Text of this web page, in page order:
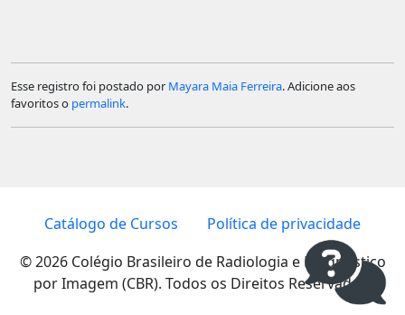
Esse registro foi postado por Mayara Maia Ferreira. Adicione aos
favoritos o permalink.
Catálogo de Cursos
Política de privacidade
© 2026 Colégio Brasileiro de Radiologia e Diagnóstico
por Imagem (CBR). Todos os Direitos Reservados.